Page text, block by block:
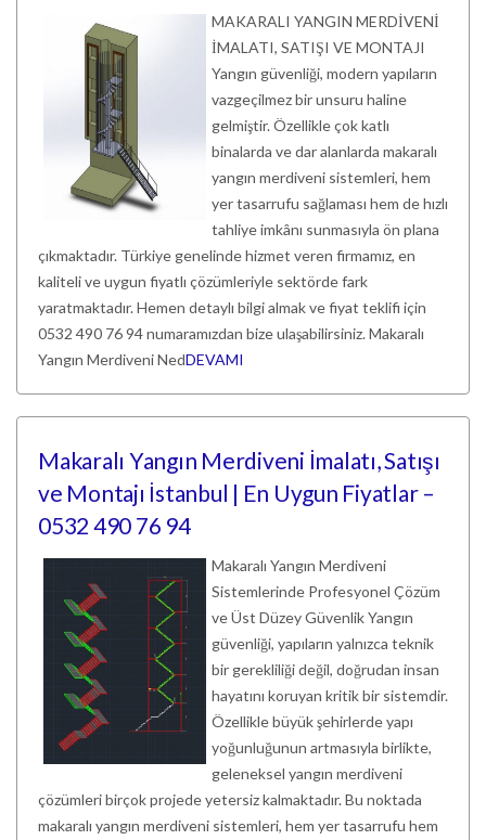
MAKARALI YANGIN MERDİVENİ
İMALATI, SATIŞI VE MONTAJI
Yangın güvenliği, modern yapıların
vazgeçilmez bir unsuru haline
gelmiştir. Özellikle çok katlı
binalarda ve dar alanlarda makaralı
yangın merdiveni sistemleri, hem
yer tasarrufu sağlaması hem de hızlı
tahliye imkânı sunmasıyla ön plana
çıkmaktadır. Türkiye genelinde hizmet veren firmamız, en
kaliteli ve uygun fiyatlı çözümleriyle sektörde fark
yaratmaktadır. Hemen detaylı bilgi almak ve fiyat teklifi için
0532 490 76 94 numaramızdan bize ulaşabilirsiniz. Makaralı
Yangın Merdiveni NedDEVAMI
Makaralı Yangın Merdiveni İmalatı, Satışı
ve Montajı İstanbul | En Uygun Fiyatlar –
0532 490 76 94
Makaralı Yangın Merdiveni
Sistemlerinde Profesyonel Çözüm
ve Üst Düzey Güvenlik Yangın
güvenliği, yapıların yalnızca teknik
bir gerekliliği değil, doğrudan insan
hayatını koruyan kritik bir sistemdir.
Özellikle büyük şehirlerde yapı
yoğunluğunun artmasıyla birlikte,
geleneksel yangın merdiveni
çözümleri birçok projede yetersiz kalmaktadır. Bu noktada
makaralı yangın merdiveni sistemleri, hem yer tasarrufu hem